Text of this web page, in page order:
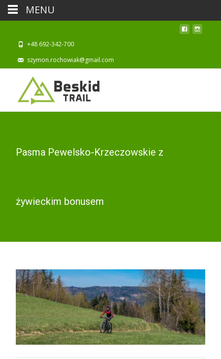
+48 692-342-700
szymon.rochowiak@gmail.com
Pasma Pewelsko-Krzeczowskie z
żywieckim bonusem
MENU